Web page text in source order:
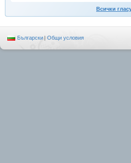
Всички
Български | Общи условия